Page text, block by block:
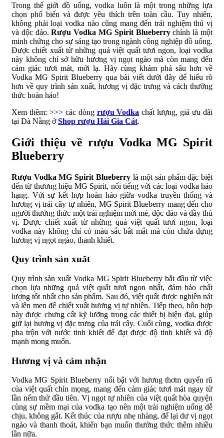
Trong thế giới đồ uống, vodka luôn là một trong những lựa
chọn phổ biến và được yêu thích trên toàn cầu. Tuy nhiên,
không phải loại vodka nào cũng mang đến trải nghiệm thú vị
và độc đáo.Rượu Vodka MG Spirit Blueberrychính là một
minh chứng cho sự sáng tạo trong ngành công nghiệp đồ uống.
Được chiết xuất từ những quả việt quất tươi ngon, loại vodka
này không chỉ sở hữu hương vị ngọt ngào mà còn mang đến
cảm giác tươi mát, mới lạ. Hãy cùng khám phá sâu hơn về
Vodka MG Spirit Blueberry qua bài viết dưới đây để hiểu rõ
hơn về quy trình sản xuất, hương vị đặc trưng và cách thưởng
thức hoàn hảo!
Xem thêm: >>> các dòng rượu Vodka chất lượng, giá ưu đãi
tại Đà Nẵng ởShop rượu Hải Gia Cát.
Giới thiệu về rượu Vodka MG Spirit
Blueberry
Rượu Vodka MG Spirit Blueberrylà một sản phẩm đặc biệt
đến từ thương hiệu MG Spirit, nổi tiếng với các loại vodka hảo
hạng. Với sự kết hợp hoàn hảo giữa vodka truyền thống và
hương vị trái cây tự nhiên, MG Spirit Blueberry mang đến cho
người thưởng thức một trải nghiệm mới mẻ, độc đáo và đầy thú
vị. Được chiết xuất từ những quả việt quất tươi ngon, loại
vodka này không chỉ có màu sắc bắt mắt mà còn chứa đựng
hương vị ngọt ngào, thanh khiết.
Quy trình sản xuất
Quy trình sản xuất Vodka MG Spirit Blueberry bắt đầu từ việc
chọn lựa những quả việt quất tươi ngon nhất, đảm bảo chất
lượng tốt nhất cho sản phẩm. Sau đó, việt quất được nghiền nát
và lên men để chiết xuất hương vị tự nhiên. Tiếp theo, hỗn hợp
này được chưng cất kỹ lưỡng trong các thiết bị hiện đại, giúp
giữ lại hương vị đặc trưng của trái cây. Cuối cùng, vodka được
pha trộn với nước tinh khiết để đạt được độ tinh khiết và độ
mạnh mong muốn.
Hương vị và cảm nhận
Vodka MG Spirit Blueberry nổi bật với hương thơm quyến rũ
của việt quất chín mọng, mang đến cảm giác tươi mát ngay từ
lần nếm thử đầu tiên. Vị ngọt tự nhiên của việt quất hòa quyện
cùng sự mềm mại của vodka tạo nên một trải nghiệm uống dễ
chịu, không gắt. Kết thúc của rượu nhẹ nhàng, để lại dư vị ngọt
ngào và thanh thoát, khiến bạn muốn thưởng thức thêm nhiều
lần nữa.